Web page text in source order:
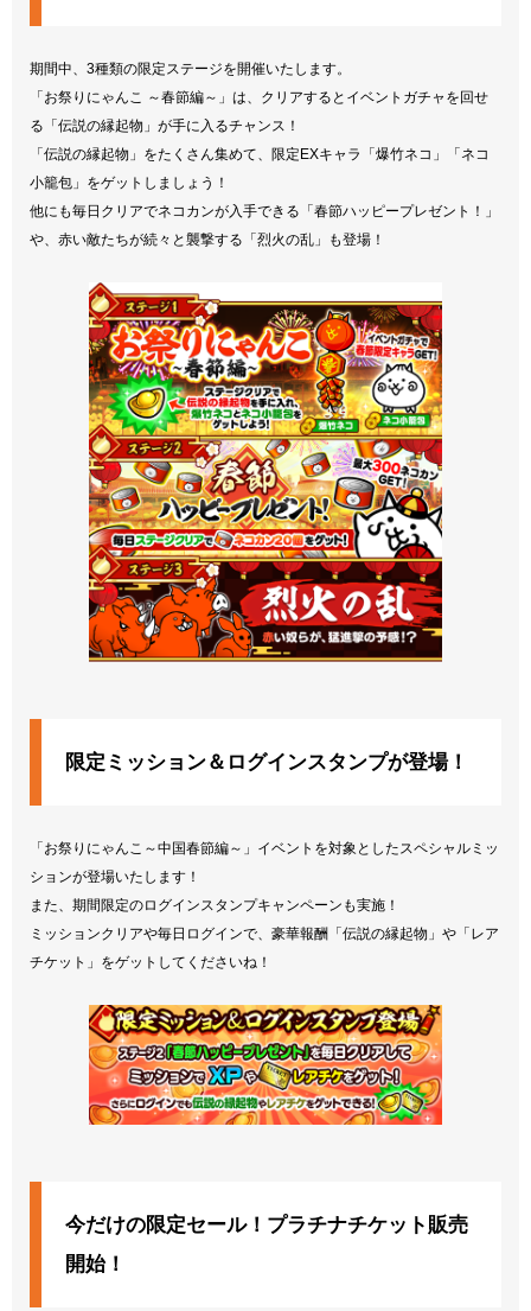
期間中、3種類の限定ステージを開催いたします。
「お祭りにゃんこ ～春節編～」は、クリアするとイベントガチャを回せ
る「伝説の縁起物」が手に入るチャンス！
「伝説の縁起物」をたくさん集めて、限定EXキャラ「爆竹ネコ」「ネコ
小籠包」をゲットしましょう！
他にも毎日クリアでネコカンが入手できる「春節ハッピープレゼント！」
や、赤い敵たちが続々と襲撃する「烈火の乱」も登場！
限定ミッション＆ログインスタンプが登場！
「お祭りにゃんこ～中国春節編～」イベントを対象としたスペシャルミッ
ションが登場いたします！
また、期間限定のログインスタンプキャンペーンも実施！
ミッションクリアや毎日ログインで、豪華報酬「伝説の縁起物」や「レア
チケット」をゲットしてくださいね！
今だけの限定セール！プラチナチケット販売
開始！